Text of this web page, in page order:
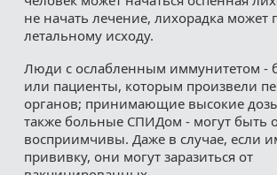
не начать лечение, лихорадка может
летальному исходу.
Люди с ослабленным иммунитетом -
или пациенты, которым произвели
органов; принимающие высокие
также больные СПИДом - могут быть
восприимчивы. Даже в случае, если
прививку, они могут заразиться от